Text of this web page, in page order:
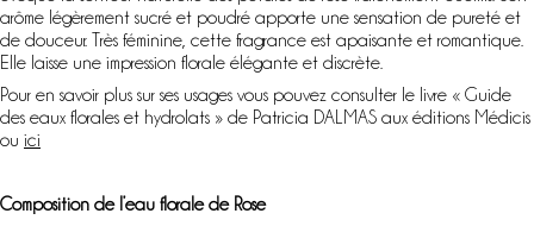
arôme légèrement sucré et poudré apporte une sensation de pureté et
de douceur. Très féminine, cette fragrance est apaisante et romantique.
Elle laisse une impression florale élégante et discrète.
Pour en savoir plus sur ses usages vous pouvez consulter le livre « Guide
des eaux florales et hydrolats » de Patricia DALMAS aux éditions Médicis
ou ici
Composition de l’eau florale de Rose